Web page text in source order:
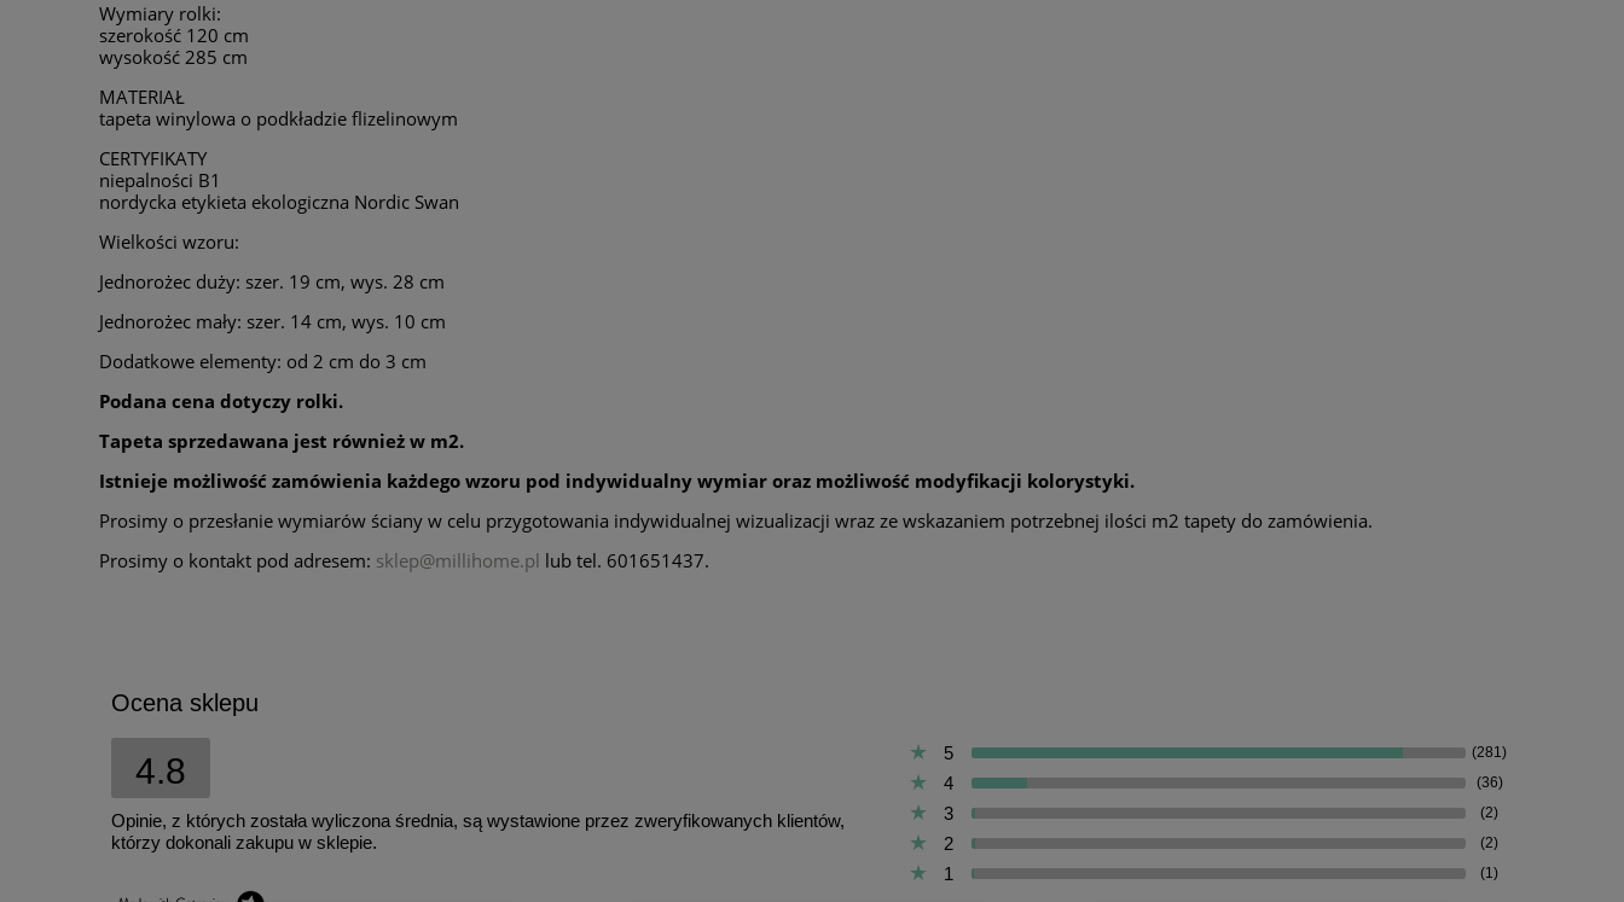
Wymiary rolki:
szerokość 120 cm
wysokość 285 cm
MATERIAŁ
tapeta winylowa o podkładzie flizelinowym
CERTYFIKATY
niepalności B1
nordycka etykieta ekologiczna Nordic Swan
Wielkości wzoru:
Jednorożec duży: szer. 19 cm, wys. 28 cm
Jednorożec mały: szer. 14 cm, wys. 10 cm
Dodatkowe elementy: od 2 cm do 3 cm
Podana cena dotyczy rolki.
Tapeta sprzedawana jest również w m2.
Istnieje możliwość zamówienia każdego wzoru pod indywidualny wymiar oraz możliwość modyfikacji kolorystyki.
Prosimy o przesłanie wymiarów ściany w celu przygotowania indywidualnej wizualizacji wraz ze wskazaniem potrzebnej ilości m2 tapety do zamówienia.
Prosimy o kontakt pod adresem: sklep@millihome.pl lub tel. 601651437.
Ocena sklepu
4.8
Opinie, z których została wyliczona średnia, są wystawione przez zweryfikowanych klientów,
którzy dokonali zakupu w sklepie.
5 (281)
4 (36)
3 (2)
2 (2)
1 (1)